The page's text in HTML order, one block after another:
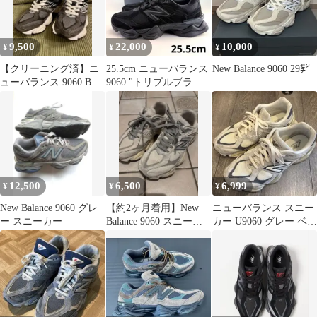
¥9,500
【クリーニング済】ニ
ューバランス 9060 BLC
¥22,000
25.5cm ニューバランス
9060 "トリプルブラッ
ク" U9060BPM
¥ 10,000
New Balance 9060 29㌢
¥ 12,500
New Balance 9060 グレ
ー スニーカー
¥6,500
【約2ヶ月着用】New
Balance 9060 スニーカ
¥6,999
ニューバランス スニー
カー U9060 グレー ベー